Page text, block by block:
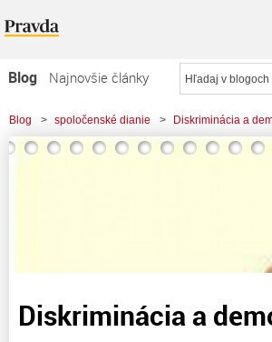
Blog
Najnovšie články
Najčítanejšie články
Najkomentovanejšie články
Blog > spoločenské dianie > Diskriminácia a
Diskriminácia a